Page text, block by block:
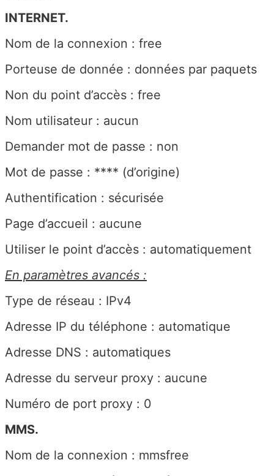
INTERNET.
Nom de la connexion : free
Porteuse de donnée : données par paquets
Non du point d’accès : free
Nom utilisateur : aucun
Demander mot de passe : non
Mot de passe : **** (d’origine)
Authentification : sécurisée
Page d’accueil : aucune
Utiliser le point d’accès : automatiquement
En paramètres avancés :
Type de réseau : IPv4
Adresse IP du téléphone : automatique
Adresse DNS : automatiques
Adresse du serveur proxy : aucune
Numéro de port proxy : 0
MMS.
Nom de la connexion : mmsfree